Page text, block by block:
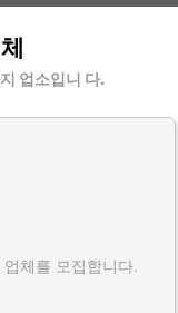
업소입니 다.
업체를 모집합니다.